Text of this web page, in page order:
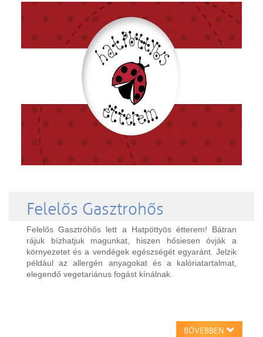
Felelős Gasztrohős
Felelős Gasztróhős lett a Hatpöttyös étterem! Bátran
rájuk bízhatjuk magunkat, hiszen hősiesen óvják a
környezetet és a vendégek egészségét egyaránt. Jelzik
például az allergén anyagokat és a kalóriatartalmat,
elegendő vegetariánus fogást kínálnak.
BŐVEBBEN